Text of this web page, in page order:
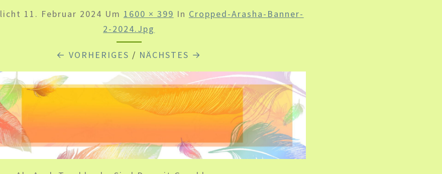
11. Februar 2024 Um 1600 × 399 In Cropped-Arasha-Banner-
2-2024.jpg
← VORHERIGES / NÄCHSTES →